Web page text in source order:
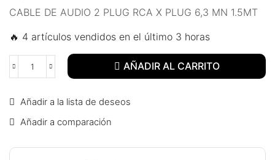
panel
panel
panel
panel
CABLE DE AUDIO 2 PLUG RCA X PLUG 6,3 MN 1.5MT
🔥 4 artículos vendidos en el último 3 horas
AÑADIR AL CARRITO
Añadir a la lista de deseos
Añadir a comparación